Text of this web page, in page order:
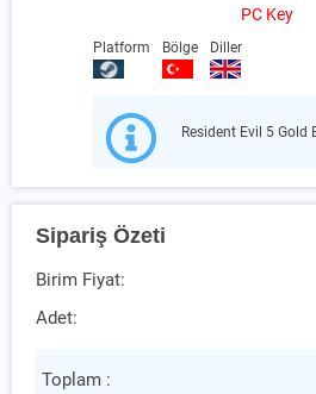
PC Key
Platform Bölge Diller
Resident Evil 5 Gold
Sipariş Özeti
Birim Fiyat:
Adet:
Toplam :